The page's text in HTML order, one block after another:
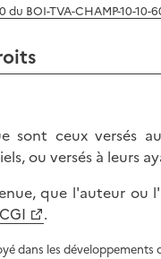
du BOI-TVA-CHAMP-10-10-
sont ceux versés
ou versés à leurs
que l'auteur
.
dans les